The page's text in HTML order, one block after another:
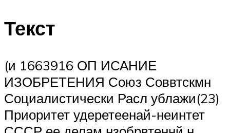
Текст
(и 1663916 ОП ИСАНИЕ
ИЗОБРЕТЕНИЯ Союз Соввтскмн
Социалистически Расл ублажи(23)
Приоритет удеретеенай-неинтет